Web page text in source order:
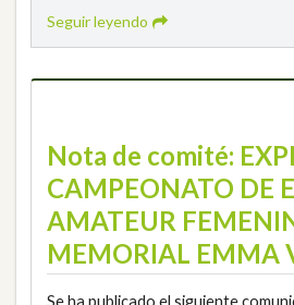
Seguir leyendo
Nota de comité:
CAMPEONATO DE
AMATEUR
MEMORIAL EMMA
Se ha publicado el siguiente